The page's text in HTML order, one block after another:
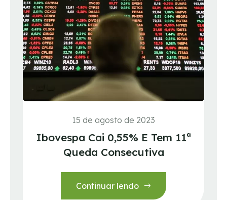
15 de agosto de 2023
Ibovespa Cai 0,55% E Tem 11ª
Queda Consecutiva
Continuar lendo